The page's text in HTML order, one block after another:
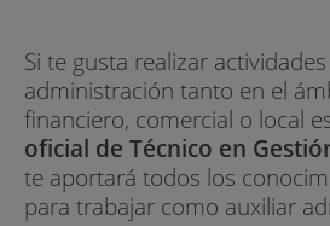
Si te gusta realizar
administración tanto en el
financiero, comercial o local
oficial de Técnico en
te aportará todos los
para trabajar como auxiliar